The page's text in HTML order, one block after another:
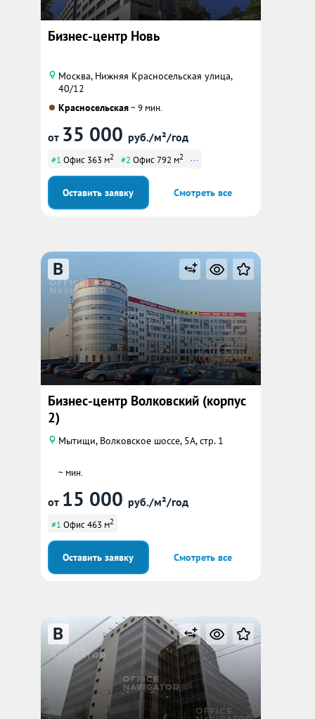
Бизнес-центр Новь
Москва, Нижняя Красносельская улица,
40/12
Красносельская~ 9 мин.
от 35 000 руб./м²/год
#1 Офис 363 м2 #2 Офис 792 м2 ...
Оставить заявку Смотреть все
B
Бизнес-центр Волковский (корпус
2)
Мытищи, Волковское шоссе, 5А, стр. 1
~ мин.
от 15 000 руб./м²/год
#1 Офис 463 м2
Оставить заявку Смотреть все
B